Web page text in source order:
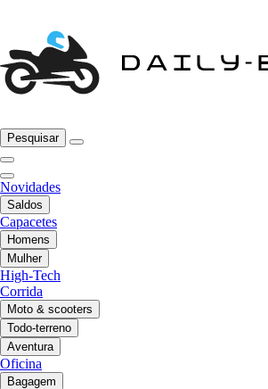
Pesquisar
Novidades
Saldos
Capacetes
Homens
Mulher
High-Tech
Corrida
Moto & scooters
Todo-terreno
Aventura
Oficina
Bagagem